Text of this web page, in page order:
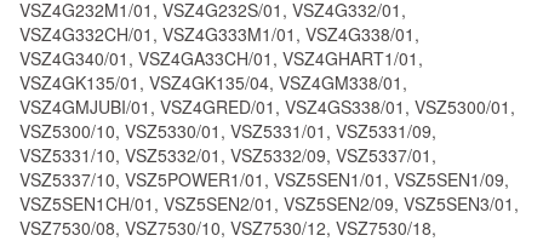
VSZ4G232M1/01, VSZ4G232S/01, VSZ4G332/01,
VSZ4G332CH/01, VSZ4G333M1/01, VSZ4G338/01,
VSZ4G340/01, VSZ4GA33CH/01, VSZ4GHART1/01,
VSZ4GK135/01, VSZ4GK135/04, VSZ4GM338/01,
VSZ4GMJUBI/01, VSZ4GRED/01, VSZ4GS338/01, VSZ5300/01,
VSZ5300/10, VSZ5330/01, VSZ5331/01, VSZ5331/09,
VSZ5331/10, VSZ5332/01, VSZ5332/09, VSZ5337/01,
VSZ5337/10, VSZ5POWER1/01, VSZ5SEN1/01, VSZ5SEN1/09,
VSZ5SEN1CH/01, VSZ5SEN2/01, VSZ5SEN2/09, VSZ5SEN3/01,
VSZ7530/08, VSZ7530/10, VSZ7530/12, VSZ7530/18,